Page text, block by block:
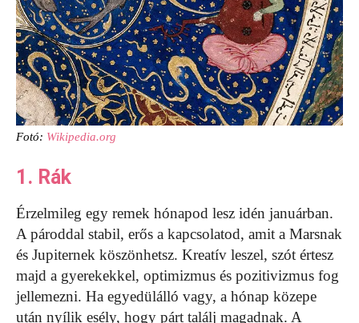
Fotó: Wikipedia.org
1. Rák
Érzelmileg egy remek hónapod lesz idén januárban.
A pároddal stabil, erős a kapcsolatod, amit a Marsnak
és Jupiternek köszönhetsz. Kreatív leszel, szót értesz
majd a gyerekekkel, optimizmus és pozitivizmus fog
jellemezni. Ha egyedülálló vagy, a hónap közepe
után nyílik esély, hogy párt találj magadnak. A